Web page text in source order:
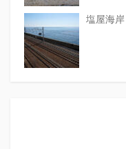
塩屋海岸